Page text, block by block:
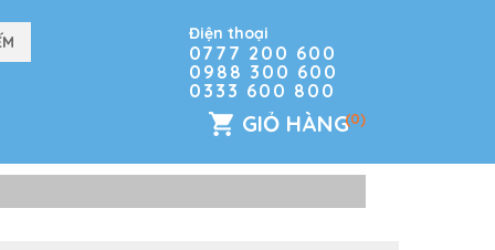
Điện thoại
0777 200 600
0988 300 600
0333 600 800
GIỎ HÀNG(0)